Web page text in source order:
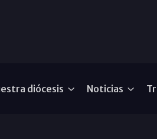
diócesis Noticias